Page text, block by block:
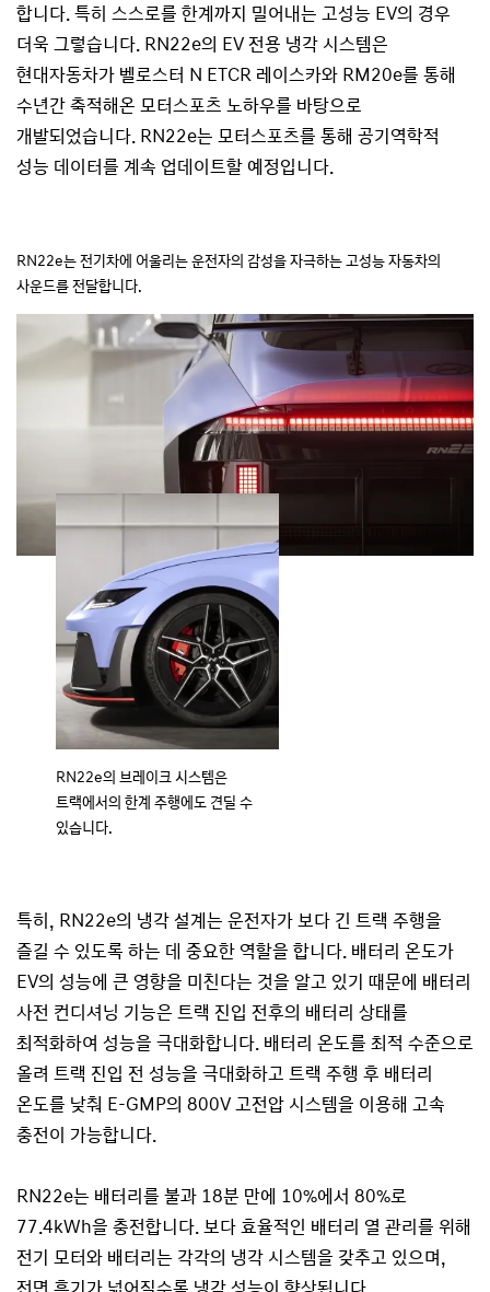
합니다. 특히 스스로를 한계까지 밀어내는 고성능 EV의 경우
더욱 그렇습니다. RN22e의 EV 전용 냉각 시스템은
현대자동차가 벨로스터 N ETCR 레이스카와 RM20e를 통해
수년간 축적해온 모터스포츠 노하우를 바탕으로
개발되었습니다. RN22e는 모터스포츠를 통해 공기역학적
성능 데이터를 계속 업데이트할 예정입니다.
RN22e는 전기차에 어울리는 운전자의 감성을 자극하는 고성능 자동차의
사운드를 전달합니다.
RN22e의 브레이크 시스템은
트랙에서의 한계 주행에도 견딜 수
있습니다.
특히, RN22e의 냉각 설계는 운전자가 보다 긴 트랙 주행을
즐길 수 있도록 하는 데 중요한 역할을 합니다. 배터리 온도가
EV의 성능에 큰 영향을 미친다는 것을 알고 있기 때문에 배터리
사전 컨디셔닝 기능은 트랙 진입 전후의 배터리 상태를
최적화하여 성능을 극대화합니다. 배터리 온도를 최적 수준으로
올려 트랙 진입 전 성능을 극대화하고 트랙 주행 후 배터리
온도를 낮춰 E-GMP의 800V 고전압 시스템을 이용해 고속
충전이 가능합니다.
RN22e는 배터리를 불과 18분 만에 10%에서 80%로
77.4kWh을 충전합니다. 보다 효율적인 배터리 열 관리를 위해
전기 모터와 배터리는 각각의 냉각 시스템을 갖추고 있으며,